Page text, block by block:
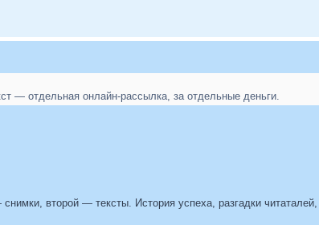
— отдельная онлайн-рассылка, за отдельные деньги.
второй — тексты. История успеха, разгадки